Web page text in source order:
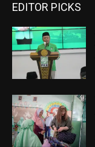
EDITOR PICKS